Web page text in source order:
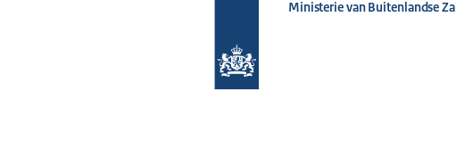
homepage
Ministerie van Buitenlandse